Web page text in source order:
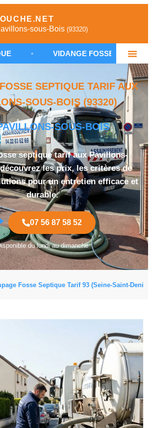
sous-Bois (93320)
VIDANGE FOSSE SEPTIQUE LES
SEPTIQUE TARIF AUX
SOUS-BOIS (93320)
SOUS-BOIS
septique tarif aux Pavillons-
les prix, les critères de
pour un entretien efficace et
durable.
07 56 87 58 52
du lundi au dimanche
Fosse Septique Tarif 93 (Seine-Saint-Denis)